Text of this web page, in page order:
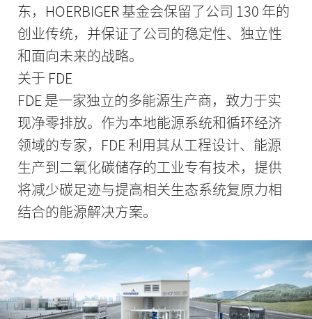
东，HOERBIGER 基金会保留了公司 130 年的
创业传统，并保证了公司的稳定性、独立性
和面向未来的战略。
关于 FDE
FDE 是一家独立的多能源生产商，致力于实
现净零排放。作为本地能源系统和循环经济
领域的专家，FDE 利用其从工程设计、能源
生产到二氧化碳储存的工业专有技术，提供
将减少碳足迹与提高相关生态系统复原力相
结合的能源解决方案。